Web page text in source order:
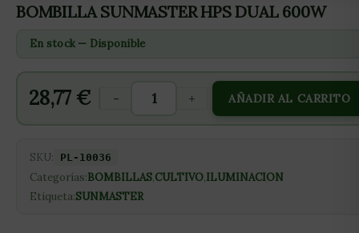
BOMBILLA SUNMASTER HPS DUAL 600W
En stock — Disponible
28,77 € - + AÑADIR AL CARRITO
SKU: PL-10036
Categorías:BOMBILLAS,CULTIVO,ILUMINACION
Etiqueta:SUNMASTER